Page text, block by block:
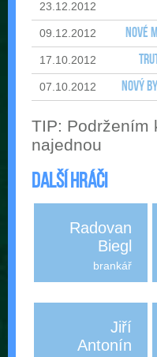
23.12.2012
09.12.2012 Nové
17.10.2012
07.10.2012 Nový
TIP: Podržením
najednou
Další hráči
Radovan
Biegl
brankář
Jiří
Antonín